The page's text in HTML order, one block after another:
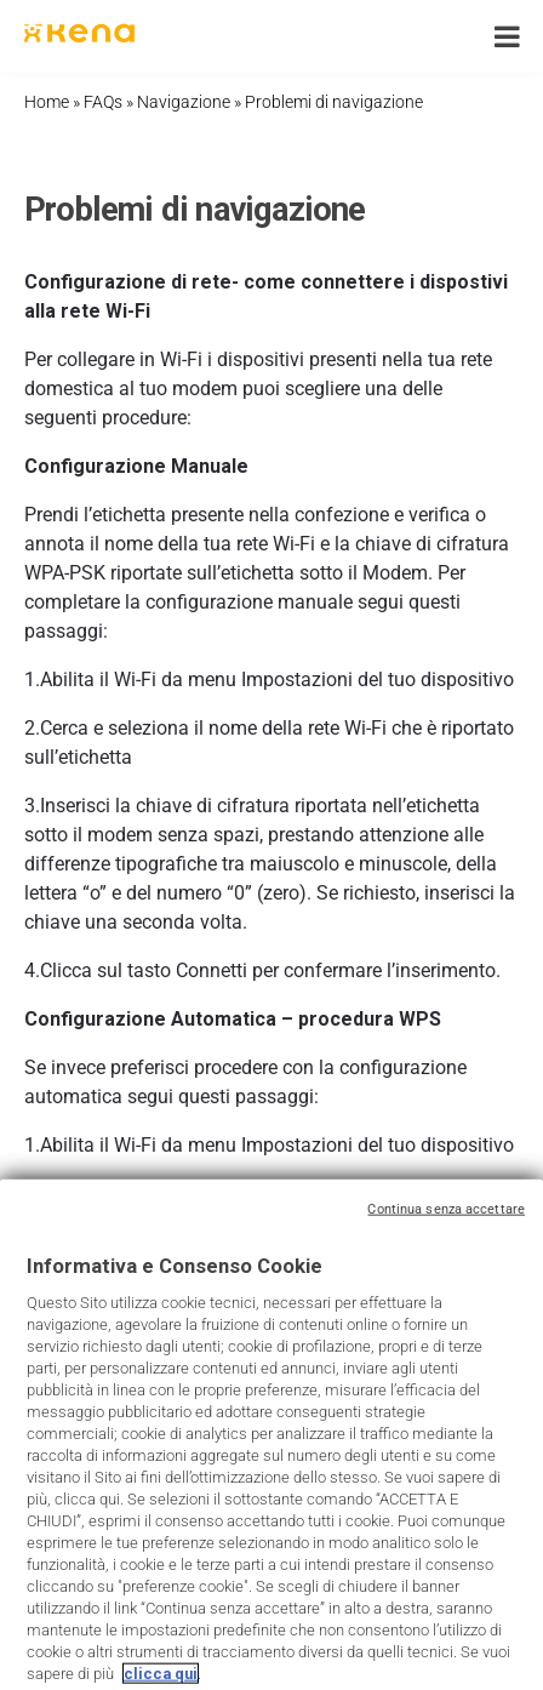
Home » FAQs » Navigazione » Problemi di navigazione
Problemi di navigazione
Configurazione di rete- come connettere i dispostivi
alla rete Wi-Fi
Per collegare in Wi-Fi i dispositivi presenti nella tua rete
domestica al tuo modem puoi scegliere una delle
seguenti procedure:
Configurazione Manuale
Prendi l’etichetta presente nella confezione e verifica o
annota il nome della tua rete Wi-Fi e la chiave di cifratura
WPA-PSK riportate sull’etichetta sotto il Modem. Per
completare la configurazione manuale segui questi
passaggi:
1.Abilita il Wi-Fi da menu Impostazioni del tuo dispositivo
2.Cerca e seleziona il nome della rete Wi-Fi che è riportato
sull’etichetta
3.Inserisci la chiave di cifratura riportata nell’etichetta
sotto il modem senza spazi, prestando attenzione alle
differenze tipografiche tra maiuscolo e minuscole, della
lettera “o” e del numero “0” (zero). Se richiesto, inserisci la
chiave una seconda volta.
4.Clicca sul tasto Connetti per confermare l’inserimento.
Configurazione Automatica – procedura WPS
Se invece preferisci procedere con la configurazione
automatica segui questi passaggi:
1.Abilita il Wi-Fi da menu Impostazioni del tuo dispositivo
3.NON inserire la chiave di cifratura
4.Premi e rilascia velocemente sul modem il tasto Wi-
Fi/LED. Il led Wi-Fi presente sul modem diventa verde
lampeggiante e la connessione Wi-Fi sarà
automaticamente configurata in pochi minuti.
A configurazione avvenuta il led Wi-Fi diventa verde fisso
e il dispositivo sarà automaticamente agganciato alla
rete.
Se la procedura automatica non dovesse andare a buon
fine, procedi con quella manuale sopra descritta.
Configurazione QR-code (disponibile solo per
Smartphone e tablet)
Informativa e Consenso Cookie
Questo Sito utilizza cookie tecnici, necessari per effettuare la
navigazione, agevolare la fruizione di contenuti online o fornire un
servizio richiesto dagli utenti; cookie di profilazione, propri e di terze
parti, per personalizzare contenuti ed annunci, inviare agli utenti
pubblicità in linea con le proprie preferenze, misurare l’efficacia del
messaggio pubblicitario ed adottare conseguenti strategie
commerciali; cookie di analytics per analizzare il traffico mediante la
raccolta di informazioni aggregate sul numero degli utenti e su come
visitano il Sito ai fini dell’ottimizzazione dello stesso. Se vuoi sapere di
più, clicca qui. Se selezioni il sottostante comando “ACCETTA E
CHIUDI”, esprimi il consenso accettando tutti i cookie. Puoi comunque
esprimere le tue preferenze selezionando in modo analitico solo le
funzionalità, i cookie e le terze parti a cui intendi prestare il consenso
cliccando su "preferenze cookie". Se scegli di chiudere il banner
utilizzando il link “Continua senza accettare” in alto a destra, saranno
mantenute le impostazioni predefinite che non consentono l’utilizzo di
cookie o altri strumenti di tracciamento diversi da quelli tecnici. Se vuoi
sapere di più clicca qui
Continua senza accettare